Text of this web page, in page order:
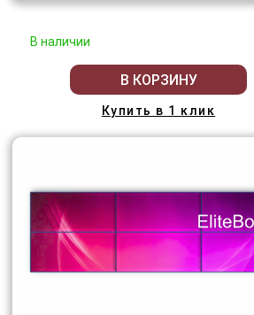
В наличии
В КОРЗИНУ
Купить в 1 клик